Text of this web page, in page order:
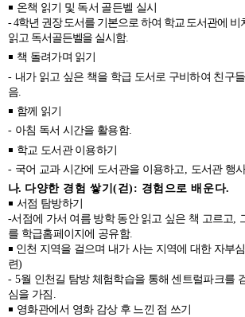
￭ 온책 읽기 및 독서 골든벨 실시
- 4학년 권장 도서를 기본으로 하여 학교 도서관에 비
읽고 독서골든벨을 실시함.
￭ 책 돌려가며 읽기
- 내가 읽고 싶은 책을 학급 도서로 구비하여 친구
음
￭ 함께 읽기
- 아침 독서 시간을 활용함.
￭ 학교 도서관 이용하기
- 국어 교과 시간에 도서관을 이용하고 도서관 행
나. 다양한 경험 쌓기(걷): 경험으로 배운다.
￭ 서점 탐방하기
-서점에 가서 여름 방학 동안 읽고 싶은 책 고르고,
를 학급홈페이지에 공유함.
￭ 인천 지역을 걸으며 내가 사는 지역에 대한 자부심
련)
- 5월 인천길 탐방 체험학습을 통해 센트럴파크를
심을 가짐 .
￭ 영화관에서 영화 감상 후 느낀 점 쓰기